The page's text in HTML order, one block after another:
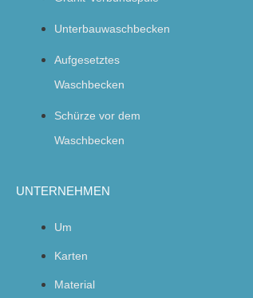
Unterbauwaschbecken
Aufgesetztes
Waschbecken
Schürze vor dem
Waschbecken
UNTERNEHMEN
Um
Karten
Material